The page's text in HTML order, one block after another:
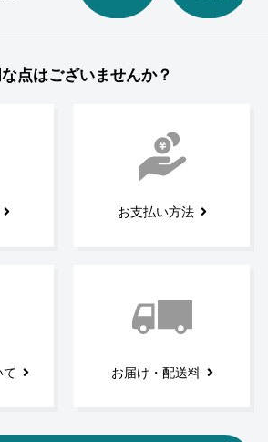
点はございませんか？
お支払い方法
て お届け・配送料